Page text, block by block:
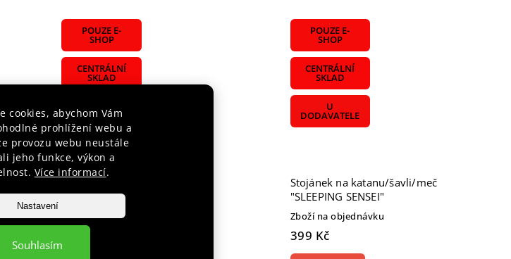
cookies, abychom Vám
prohlížení webu a
provozu webu neustále
jeho funkce, výkon a
Více informací.
Nastavení
Souhlasím
POUZE E-
SHOP
CENTRÁLNÍ
SKLAD
DODAVATELE
"KATANA/SABER"
Zboží na objednávku
POUZE E-
SHOP
CENTRÁLNÍ
SKLAD
U
DODAVATELE
Stojánek na katanu/šavli/meč
"SLEEPING SENSEI"
Zboží na objednávku
399 Kč